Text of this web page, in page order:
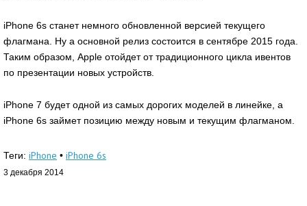
iPhone 6s станет немного обновленной версией текущего
флагмана. Ну а основной релиз состоится в сентябре 2015 года.
Таким образом, Apple отойдет от традиционного цикла ивентов
по презентации новых устройств.
iPhone 7 будет одной из самых дорогих моделей в линейке, а
iPhone 6s займет позицию между новым и текущим флагманом.
Теги: iPhone • iPhone 6s
3 декабря 2014